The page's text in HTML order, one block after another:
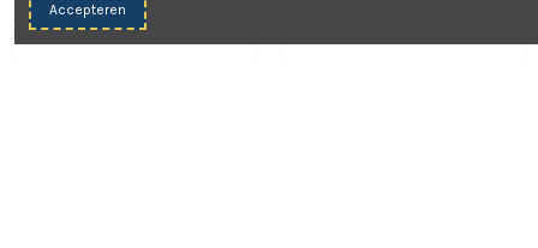
Accepteren